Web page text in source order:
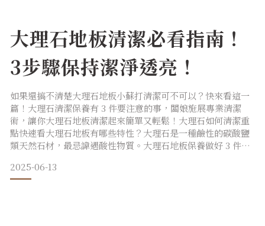
大理石地板清潔必看指南！
3步驟保持潔淨透亮！
如果還搞不清楚大理石地板小蘇打清潔可不可以？快來看這一
篇！大理石清潔保養有 3 件要注意的事，闆娘施展專業清潔
術，讓你大理石地板清潔起來簡單又輕鬆！大理石如何清潔重
點快速看大理石地板有哪些特性？大理石是一種鹼性的碳酸鹽
類天然石材，最忌諱遇酸性物質。大理石地板保養做好 3 件
入內定期清潔大理石可以用什麼清潔劑？大理石只能用溫和的
中性（pH7）清潔劑大理石如何清潔？4 步驟讓大理石地板煥
2025-06-13